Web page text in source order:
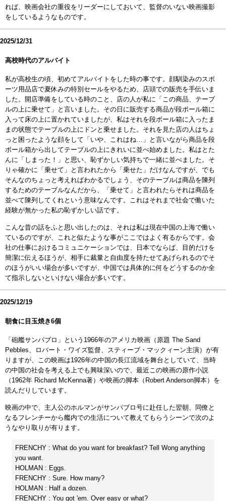
れば、映画会社の重役をリーダーにしておいて、監督のいない映画撮影
をしているようなものです。
2025/12/31
高校時代のアルバイト
私が高校生の頃、初めてアルバイトをした時の事です。顔馴染みのスポ
ーツ用品店で夏休みの特別セールをやるため、店頭での販売を手伝いま
した。開店準備をしている時のこと、店の人が私に「この商品、テーブ
ルの上に乗せて」と言いました。その日に販売する商品が段ポール箱に
入って床の上に置かれていましたが、私はそれを段ボール箱に入ったま
まの状態でテーブルの上にドンと乗せました。それを見た店の人はちょ
っと困ったような顔をして「いや、これはね…」と言いながら商品を段
ボール箱から出してテーブルの上にきれいに並べ始めました。私はとた
んに「しまった！」と思い、恥ずかしい気持ちで一緒に並べました。そ
りゃ確かに「乗せて」と言われたから「乗せた」だけなんですが、でも
そんなのちょっと考えればわかるでしょう、そのテーブルは商品を陳列
するためのテーブルなんだから、「乗せて」と言われたらそれは商品を
並べて陳列してくれという意味なんです。これはそれまで社会で働いた
経験が無かった私の恥ずかしい話です。
こんな昔の話をふと思い出したのは、それは私は現在中国の上海で働い
ているのですが、これと似たような事がここではよく有るからです。会
社の仕事におけるコミュニケーションでは、日本でならば、目的だけを
簡潔に伝えるほうが、相手に裁量と自由度を持たせてあげられるのでそ
のほうがいい場合が多いですが、中国では具体的に何をどうするのか全
て指示しないといけない場合が多いです。
2025/12/19
朝食に目玉焼き6個
「砲艦サンパブロ」という1966年のアメリカ映画（原題 The Sand
Pebbles、ロバート・ワイズ監督、スティーブ・マックィーン主演）が有
りますが、この映画は1926年の中国の長江流域を舞台としていて、当時
の中国の社会を考える上でも興味深いので、最近この映画の原作小説
（1962年 Richard McKenna著）や映画の脚本（Robert Anderson脚本）を
読んだりしています。
映画の中で、主人公のホルマンがサンパブロ号に赴任した翌朝、同僚と
なるフレンチーから艦内での生活について教えてもらうシーンで次のよ
うなやり取りが有ります。
FRENCHY : What do you want for breakfast? Tell Wong anything
you want.
HOLMAN : Eggs.
FRENCHY : Sure. How many?
HOLMAN : Half a dozen.
FRENCHY : You got 'em. Over easy or what?